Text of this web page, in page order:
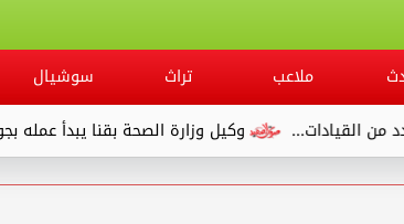
ملاعب تراث سوشيال
وكيل وزارة الصحة بقنا يبدأ عمله بجولة